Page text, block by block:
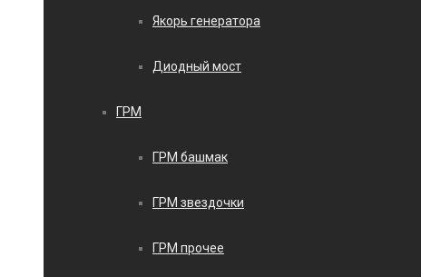
Якорь генератора
Диодный мост
ГРМ
ГРМ башмак
ГРМ звездочки
ГРМ прочее